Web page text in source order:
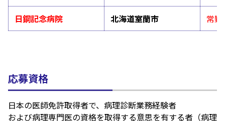
日鋼記念病院 北海道室蘭市 常
応募資格
日本の医師免許取得者で、病理診断業務経験者
および病理専門医の資格を取得する意思を有する者（病理